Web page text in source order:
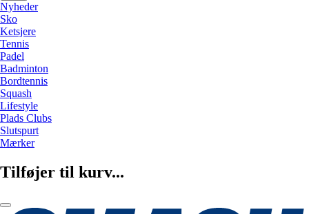
Nyheder
Sko
Ketsjere
Tennis
Padel
Badminton
Bordtennis
Squash
Lifestyle
Plads Clubs
Slutspurt
Mærker
Tilføjer til kurv...